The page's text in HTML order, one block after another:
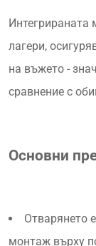
Интегрираната
лагери,
на въжето -
сравнение с
Основни
Отварянето
монтаж върху